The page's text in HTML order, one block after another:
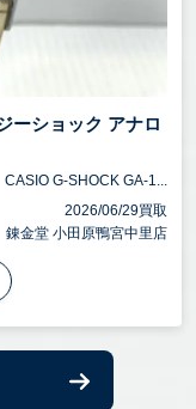
ーショック アナロ
G-SHOCK GA-1...
2026/06/29買取
錬金堂 小田原鴨宮中里店